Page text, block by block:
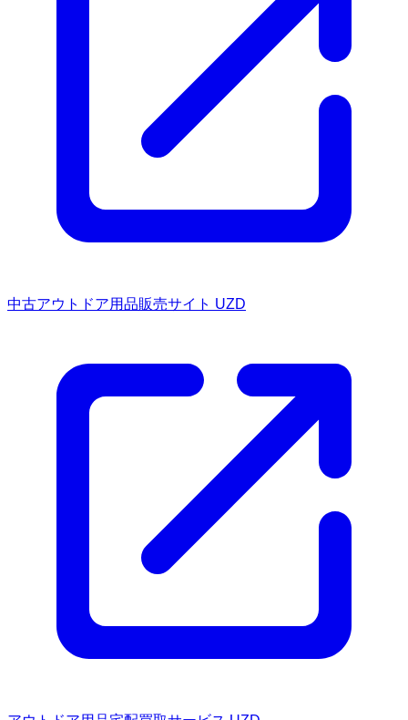
中古アウトドア用品販売サイト UZD